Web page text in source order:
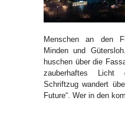
Menschen an den
Minden und
huschen über die
zauberhaftes Licht
Schriftzug wandert
Future“. Wer in den